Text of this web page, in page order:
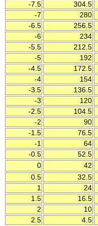
-7.5
304.5
-7
280
-6.5
256.5
-6
234
-5.5
212.5
-5
192
-4.5
172.5
-4
154
-3.5
136.5
-3
120
-2.5
104.5
-2
90
-1.5
76.5
-1
64
-0.5
52.5
0
42
0.5
32.5
1
24
1.5
16.5
2
10
2.5
4.5